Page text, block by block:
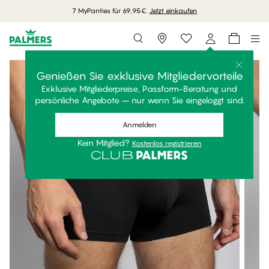
7 MyPanties für 69,95€. Jetzt einkaufen
Storefinder
Genießen Sie exklusive Mitgliedervorteile
Exklusive Mitgliederpreise, Passform-Beratung und
persönliche Angebote – nur wenn Sie eingeloggt sind.
Anmelden
Kein Mitglied? Kostenlos registrieren